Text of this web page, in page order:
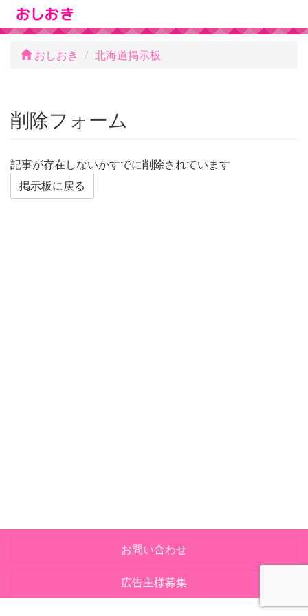
おしおき 北海道掲示板
削除フォーム
記事が存在しないかすでに削除されています
掲示板に戻る
お問い合わせ
広告主様募集